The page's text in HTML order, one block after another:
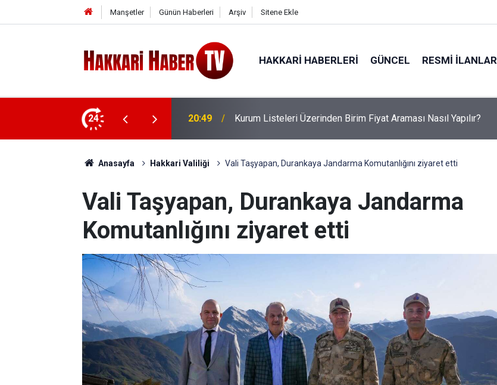
Manşetler Günün Haberleri Arşiv Sitene Ekle
HAKKARI HABERLERI GÜNCEL RESMI İLANLAR
24
Araması Nasıl Yapılır? 20:40 CHP heyetinden Hakkari HATSO'ya ziyaret
Anasayfa Hakkari Valiliği Vali Taşyapan, Durankaya Jandarma Komutanlığını ziyaret etti
Vali Taşyapan, Durankaya Jandarma
Komutanlığını ziyaret etti